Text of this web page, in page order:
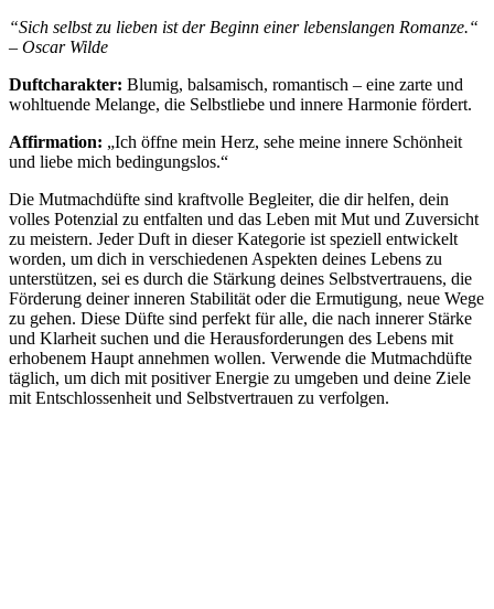
“Sich selbst zu lieben ist der Beginn einer lebenslangen Romanze.“
– Oscar Wilde
Duftcharakter: Blumig, balsamisch, romantisch – eine zarte und
wohltuende Melange, die Selbstliebe und innere Harmonie fördert.
Affirmation: „Ich öffne mein Herz, sehe meine innere Schönheit
und liebe mich bedingungslos.“
Die Mutmachdüfte sind kraftvolle Begleiter, die dir helfen, dein
volles Potenzial zu entfalten und das Leben mit Mut und Zuversicht
zu meistern. Jeder Duft in dieser Kategorie ist speziell entwickelt
worden, um dich in verschiedenen Aspekten deines Lebens zu
unterstützen, sei es durch die Stärkung deines Selbstvertrauens, die
Förderung deiner inneren Stabilität oder die Ermutigung, neue Wege
zu gehen. Diese Düfte sind perfekt für alle, die nach innerer Stärke
und Klarheit suchen und die Herausforderungen des Lebens mit
erhobenem Haupt annehmen wollen. Verwende die Mutmachdüfte
täglich, um dich mit positiver Energie zu umgeben und deine Ziele
mit Entschlossenheit und Selbstvertrauen zu verfolgen.